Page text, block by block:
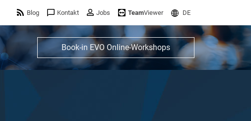
Blog Kontakt Jobs TeamViewer DE
Book-in EVO Online-Workshops